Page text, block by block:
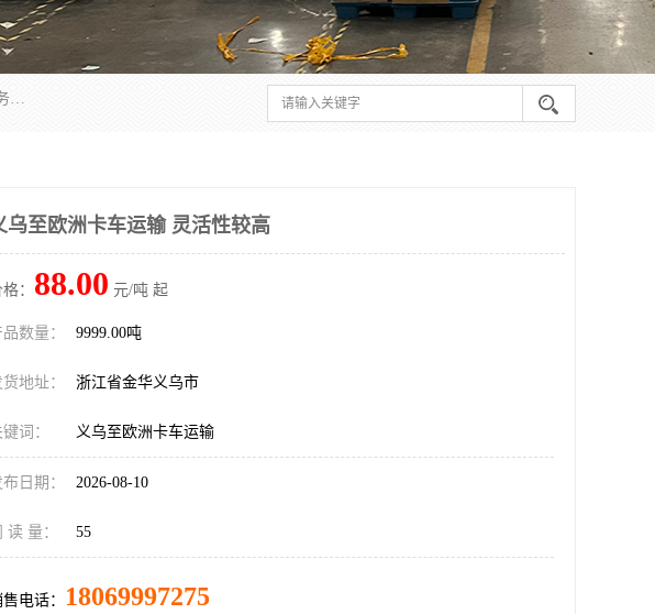
欧洲海运双清包税 美国*专线 加拿大DDP双清 墨西哥跨境空运 澳大利亚专线物流 跨境电商物流服务 国际快递到门服务 海运*渠道 一站式跨境物流解决方案 TikTok/SHEIN专线 电商平台FBA头程运输 国际铁路运输欧洲 UPS/DDHL/联邦快递跨境 美国双清到门物流 跨境*运输
乌至欧洲卡车运输 灵活性较高
： 88.00 元/吨 起
数量： 9999.00吨
地址： 浙江省金华义乌市
词： 义乌至欧洲卡车运输
日期： 2026-08-10
读 量： 55
电话： 18069997275